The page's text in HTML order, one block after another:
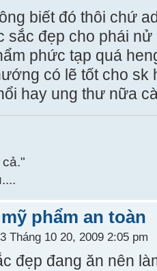
biết đó thôi chứ
sắc đẹp cho phái nử
phức tạp quá
có lẽ tốt cho sk
hay ung thư nữa
cả."
phẩm an toàn
Tháng 10 20, 2009 2:05 pm
đẹp đang ăn nên